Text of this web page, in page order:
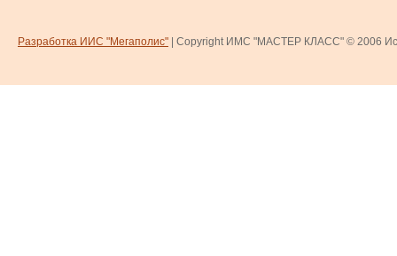
Разработка ИИС "Мегаполис" | Copyright ИМС "МАСТЕР КЛАСС" © 2006